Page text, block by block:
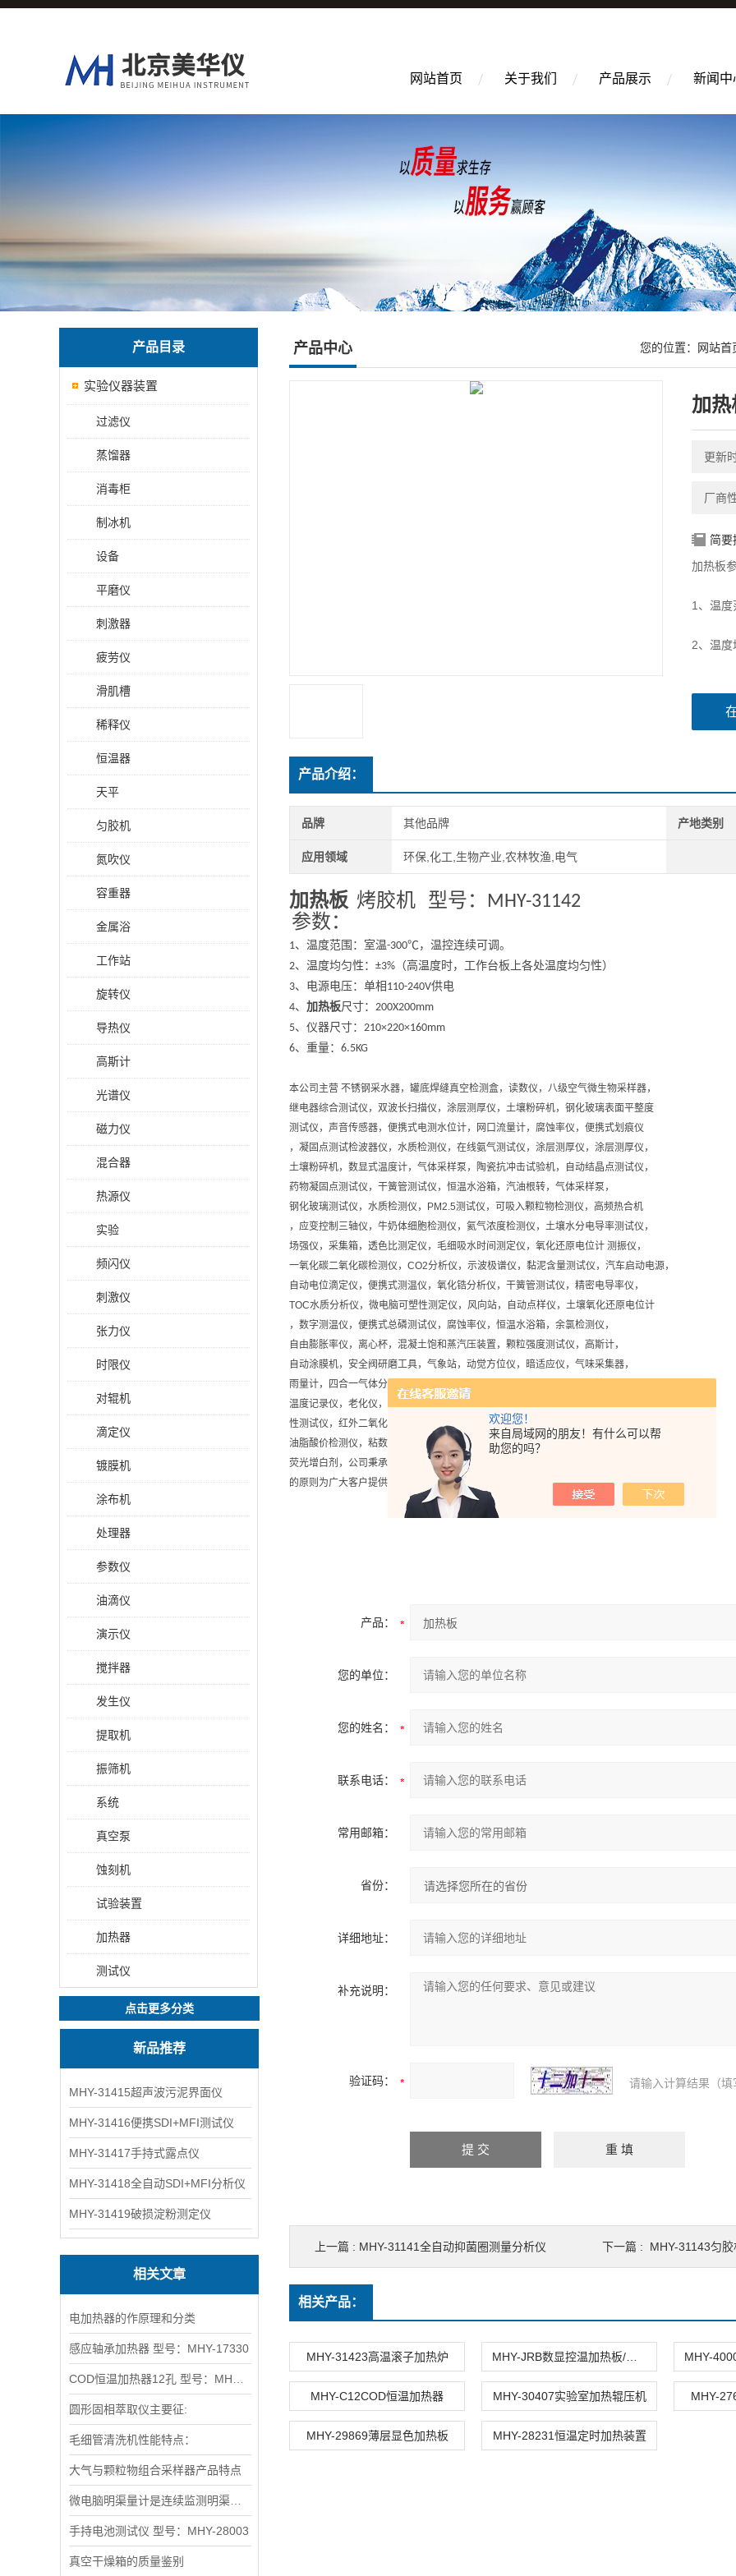
欢迎您！
来自局域网的朋友！有什么可以帮
助您的吗？
网站首页 关于我们 产品展示 新闻中
产品目录
实验仪器装置
过滤仪
蒸馏器
消毒柜
制冰机
设备
平磨仪
刺激器
疲劳仪
滑肌槽
稀释仪
恒温器
天平
匀胶机
氮吹仪
容重器
金属浴
工作站
旋转仪
导热仪
高斯计
光谱仪
磁力仪
混合器
热源仪
实验
频闪仪
刺激仪
张力仪
时限仪
对辊机
滴定仪
镀膜机
涂布机
处理器
参数仪
油滴仪
演示仪
搅拌器
发生仪
提取机
振筛机
系统
真空泵
蚀刻机
试验装置
加热器
测试仪
点击更多分类
新品推荐
MHY-31415超声波污泥界面仪
MHY-31416便携SDI+MFI测试仪
MHY-31417手持式露点仪
MHY-31418全自动SDI+MFI分析仪
MHY-31419破损淀粉测定仪
相关文章
电加热器的作原理和分类
感应轴承加热器 型号：MHY-17330
圆形固相萃取仪主要征:
毛细管清洗机性能特点：
大气与颗粒物组合采样器产品特点
手持电池测试仪 型号：MHY-28003
真空干燥箱的质量鉴别
产品中心 您的位置： 网站首
加热
更新
厂商
简要
加热板
1、温
2、温
产品介绍：
品牌 其他品牌 产地类别
应用领域 环保,化工,生物产业,农林牧渔,电气
加热板 烤胶机 型号： MHY-31142
参数：
1、温度范围：室温-300℃，温控连续可调。
2、温度均匀性： ±3% （高温度时，工作台板上各处温度均匀性）
3、电源电压：单相 110-240V供电
4、 加热板尺寸： 200X200mm
5、仪器尺寸： 210×220×160mm
6、重量： 6.5KG
本公司主营 不锈钢采水器，罐底焊缝真空检测盒，读数仪，八级空气微生物采样器，
继电器综合测试仪，双波长扫描仪，涂层测厚仪，土壤粉碎机，钢化玻璃表面平整度
测试仪，声音传感器，便携式电测水位计，网口流量计，腐蚀率仪，便携式划痕仪
，凝固点测试检波器仪，水质检测仪，在线氨气测试仪，涂层测厚仪，涂层测厚仪，
土壤粉碎机，数显式温度计，气体采样泵，陶瓷抗冲击试验机，自动结晶点测试仪，
药物凝固点测试仪，干簧管测试仪，恒温水浴箱，汽油根转，气体采样泵，
钢化玻璃测试仪，水质检测仪，PM2.5测试仪，可吸入颗粒物检测仪，高频热合机
，应变控制三轴仪，牛奶体细胞检测仪，氦气浓度检测仪，土壤水分电导率测试仪，
场强仪，采集箱，透色比测定仪，毛细吸水时间测定仪，氧化还原电位计 测振仪，
一氧化碳二氧化碳检测仪，CO2分析仪，示波极谱仪，黏泥含量测试仪，汽车启动电源，
自动电位滴定仪，便携式测温仪，氧化锆分析仪，干簧管测试仪，精密电导率仪，
TOC水质分析仪，微电脑可塑性测定仪，风向站，自动点样仪，土壤氧化还原电位计
，数字测温仪，便携式总磷测试仪，腐蚀率仪，恒温水浴箱，余氯检测仪，
自由膨胀率仪，离心杯，混凝土饱和蒸汽压装置，颗粒强度测试仪，高斯计，
自动涂膜机，安全阀研磨工具，气象站，动觉方位仪，暗适应仪，气味采集器，
雨量计，四合一气体分析仪，乳化液浓度计，溶解氧仪，温度测量仪，薄层铺板器，
温度记录仪，老化仪，噪音检测仪，恒温恒湿箱，分体电阻率测试仪，初粘性和持粘
性测试仪，红外二氧化碳分析仪，氢灯，动觉方位仪，冷却风机，
油脂酸价检测仪，粘数测定仪，菌落计数器，气象站，雨量计，凯氏定氮仪，
荧光增白剂，公司秉承“顾客至上，锐意进取"的经营理念，坚持“客户至上"
的原则为广大客户提供优质的服务。欢迎惠顾！
产品：
您的单位：
您的姓名：
联系电话：
常用邮箱：
省份：
详细地址：
补充说明：
验证码： 请输入计算结果（
上一篇 : MHY-31141全自动抑菌圈测量分析仪 下一篇 : MHY-31143匀胶
相关产品：
MHY-31423高温滚子加热炉
MHY-C12COD恒温加热器 MHY-30407实验室加热辊压机 MHY-
MHY-29869薄层显色加热板 MHY-28231恒温定时加热装置